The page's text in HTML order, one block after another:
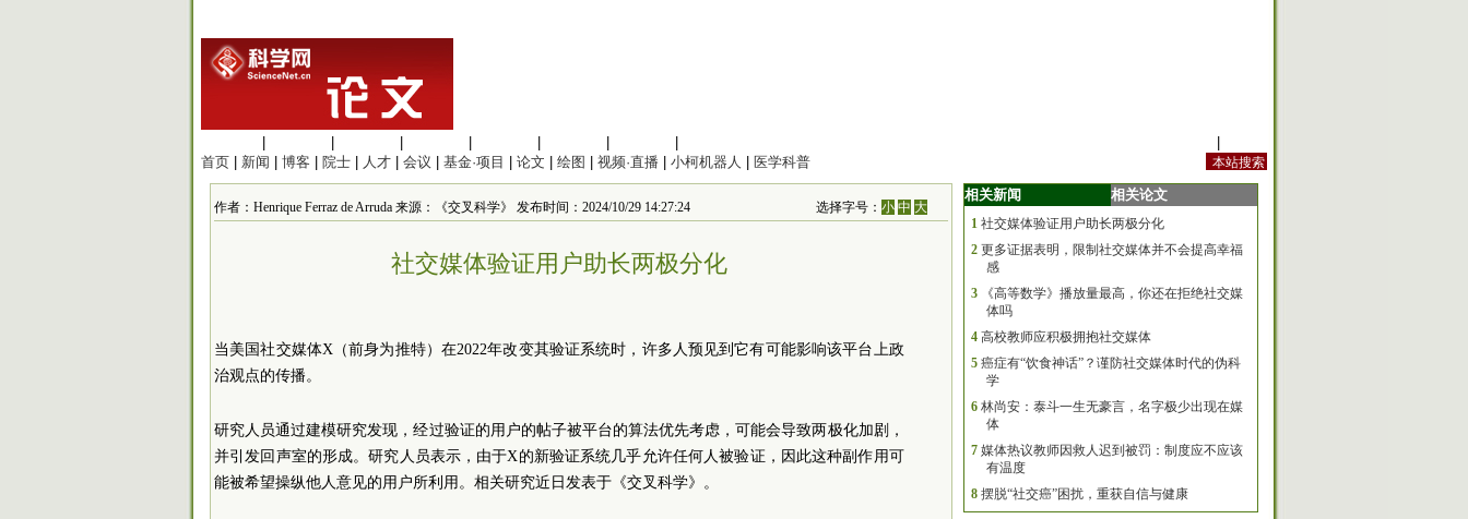
首页
新闻 博客 院士 人才 会议 基金·项目 论文 绘图 视频·直播 小柯机器人 医学科普
作者：Henrique Ferraz de Arruda 来源：《交叉科学》 发布时间：2024/10/29 14:27:24 选择字号：小 中 大
社交媒体验证用户助长两极分化
当美国社交媒体X（前身为推特）在2022年改变其验证系统时，许多人预见到它有可能影响该平台上政
治观点的传播。
研究人员通过建模研究发现，经过验证的用户的帖子被平台的算法优先考虑，可能会导致两极化加剧，
并引发回声室的形成。研究人员表示，由于X的新验证系统几乎允许任何人被验证，因此这种副作用可
能被希望操纵他人意见的用户所利用。相关研究近日发表于《交叉科学》。
相关新闻 相关论文
1 社交媒体验证用户助长两极分化
2 更多证据表明，限制社交媒体并不会提高幸福
感
3
《高等数学》播放量最高，你还在拒绝社交媒
体吗
4 高校教师应积极拥抱社交媒体
5 癌症有“饮食神话”？谨防社交媒体时代的伪科
学
6 林尚安：泰斗一生无豪言，名字极少出现在媒
体
7 媒体热议教师因救人迟到被罚：制度应不应该
有温度
8 摆脱“社交癌”困扰，重获自信与健康